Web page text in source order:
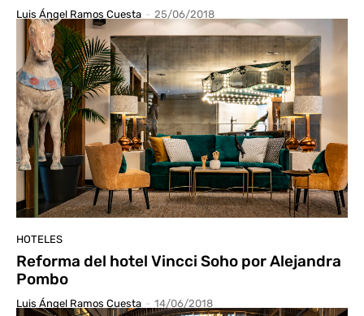
Luis Ángel Ramos Cuesta - 25/06/2018
HOTELES
Reforma del hotel Vincci Soho por Alejandra
Pombo
Luis Ángel Ramos Cuesta - 14/06/2018